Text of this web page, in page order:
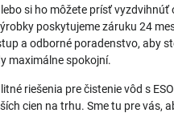
si ho môžete prísť vyzdvihnúť
poskytujeme záruku 24
a odborné poradenstvo, aby
maximálne spokojní.
riešenia pre čistenie vôd s
cien na trhu. Sme tu pre vás,